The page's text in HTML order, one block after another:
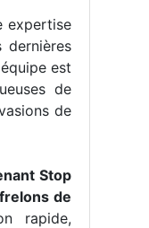
expertise
dernières
est
de
de
Stop
de
rapide,